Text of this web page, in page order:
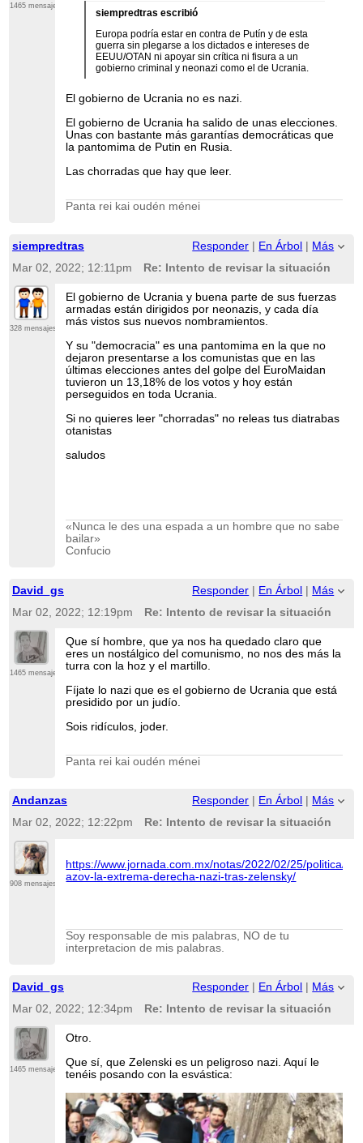
1465 mensajes
siempredtras escribió
Europa podría estar en contra de Putín y de esta
guerra sin plegarse a los dictados e intereses de
EEUU/OTAN ni apoyar sin crítica ni fisura a un
gobierno criminal y neonazi como el de Ucrania.
El gobierno de Ucrania no es nazi.
El gobierno de Ucrania ha salido de unas elecciones.
Unas con bastante más garantías democráticas que
la pantomima de Putin en Rusia.
Las chorradas que hay que leer.
Panta rei kai oudén ménei
siempredtras Responder En Árbol
Más
Mar 02, 2022; 12:11pm
Re: Intento de revisar la situación
328 mensajes
El gobierno de Ucrania y buena parte de sus fuerzas
armadas están dirigidos por neonazis, y cada día
más vistos sus nuevos nombramientos.
Y su "democracia" es una pantomima en la que no
dejaron presentarse a los comunistas que en las
últimas elecciones antes del golpe del EuroMaidan
tuvieron un 13,18% de los votos y hoy están
perseguidos en toda Ucrania.
Si no quieres leer "chorradas" no releas tus diatrabas
otanistas
saludos
«Nunca le des una espada a un hombre que no sabe
bailar»
Confucio
David_gs Responder | En Árbol | Más
Mar 02, 2022; 12:19pm
Re: Intento de revisar la situación
1465 mensajes
Que sí hombre, que ya nos ha quedado claro que
eres un nostálgico del comunismo, no nos des más la
turra con la hoz y el martillo.
Fíjate lo nazi que es el gobierno de Ucrania que está
presidido por un judío.
Sois ridículos, joder.
Panta rei kai oudén ménei
Andanzas Responder En Árbol
Más
Mar 02, 2022; 12:22pm
Re: Intento de revisar la situación
908 mensajes
https://www.jornada.com.mx/notas/2022/02/25/politica/
azov-la-extrema-derecha-nazi-tras-zelensky/
Soy responsable de mis palabras, NO de tu
interpretacion de mis palabras.
David_gs Responder En Árbol
Más
Mar 02, 2022; 12:34pm
Re: Intento de revisar la situación
1465 mensajes
Otro.
Que sí, que Zelenski es un peligroso nazi. Aquí le
tenéis posando con la esvástica: